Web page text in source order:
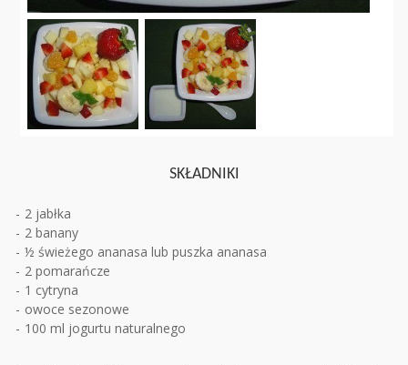
SKŁADNIKI
2 jabłka
2 banany
½ świeżego ananasa lub puszka ananasa
2 pomarańcze
1 cytryna
owoce sezonowe
100 ml jogurtu naturalnego